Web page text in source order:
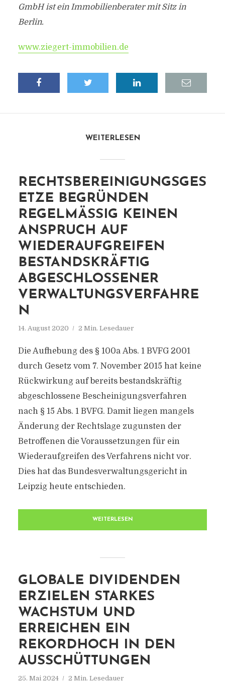
GmbH ist ein Immobilienberater mit Sitz in
Berlin.
www.ziegert-immobilien.de
WEITERLESEN
RECHTSBEREINIGUNGSGES
ETZE BEGRÜNDEN
REGELMÄSSIG KEINEN A
NSPRUCH AUF W
IEDERAUFGREIFEN B
ESTANDSKRÄFTIG A
BGESCHLOSSENER V
ERWALTUNGSVERFAHREN
14. August 2020 2 Min. Lesedauer
Die Aufhebung des § 100a Abs. 1 BVFG 2001
durch Gesetz vom 7. November 2015 hat keine
Rückwirkung auf bereits bestandskräftig
abgeschlossene Bescheinigungsverfahren
nach § 15 Abs. 1 BVFG. Damit liegen mangels
Änderung der Rechtslage zugunsten der
Betroffenen die Voraussetzungen für ein
Wiederaufgreifen des Verfahrens nicht vor.
Dies hat das Bundesverwaltungsgericht in
Leipzig heute entschieden.
WEITERLESEN
GLOBALE DIVIDENDEN
ERZIELEN STARKES
WACHSTUM UND
ERREICHEN EIN
REKORDHOCH IN DEN
AUSSCHÜTTUNGEN
25. Mai 2024 2 Min. Lesedauer